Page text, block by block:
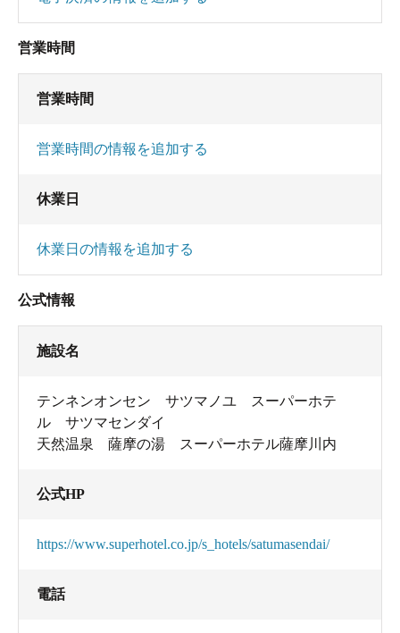
営業時間
営業時間
営業時間の情報を追加する
休業日
休業日の情報を追加する
公式情報
施設名
テンネンオンセン サツマノユ スーパーホテ
ル サツマセンダイ
天然温泉 薩摩の湯 スーパーホテル薩摩川内
公式HP
https://www.superhotel.co.jp/s_hotels/satumasendai/
電話